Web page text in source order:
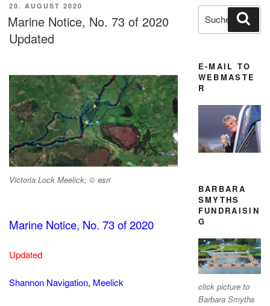
VERÖFFENTLICHT
AM
20. AUGUST 2020
Marine Notice, No. 73 of 2020
Updated
Victoria Lock Meelick; © esri
Marine Notice, No. 73 of 2020
Updated
Shannon Navigation, Meelick
Suchen
nach:
E-MAIL TO
WEBMASTE
R
BARBARA
SMYTHS
FUNDRAISIN
G
click picture to
Barbara Smyths